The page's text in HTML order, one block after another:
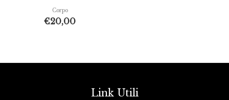
Corpo
€20,00
Link Utili